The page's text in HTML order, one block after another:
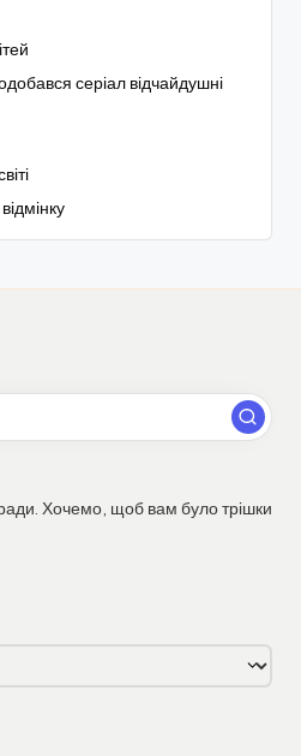
серіал відчайдушні
Хочемо, щоб вам було трішки